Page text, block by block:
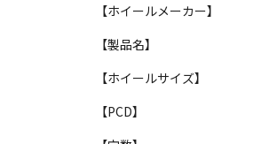
【ホイールメーカー】
【製品名】
【ホイールサイズ】
【PCD】